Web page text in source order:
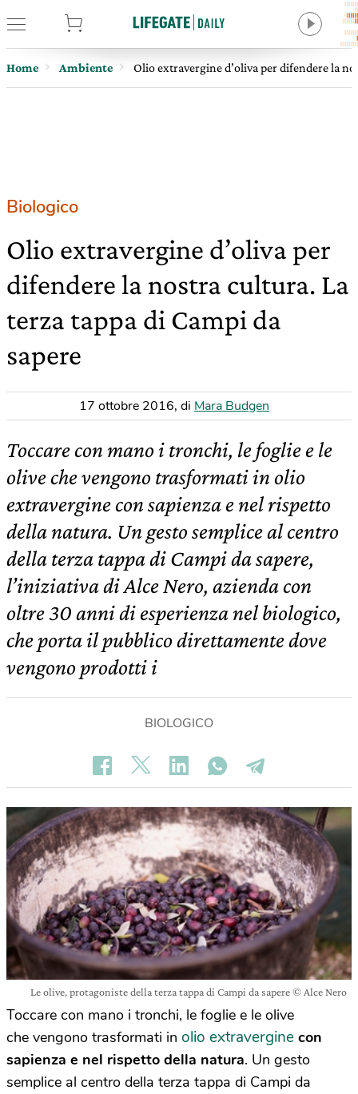
Home Ambiente Olio extravergine d’oliva per difendere la
Biologico
Olio extravergine d’oliva per
difendere la nostra cultura. La
terza tappa di Campi da
sapere
17 ottobre 2016, di Mara Budgen
Toccare con mano i tronchi, le foglie e le
olive che vengono trasformati in olio
extravergine con sapienza e nel rispetto
della natura. Un gesto semplice al centro
della terza tappa di Campi da sapere,
l’iniziativa di Alce Nero, azienda con
oltre 30 anni di esperienza nel biologico,
che porta il pubblico direttamente dove
vengono prodotti i
BIOLOGICO
Le olive, protagoniste della terza tappa di Campi da sapere © Alce Nero
Toccare con mano i tronchi, le foglie e le olive
che vengono trasformati in olio extravergine con
sapienza e nel rispetto della natura. Un gesto
semplice al centro della terza tappa di Campi da